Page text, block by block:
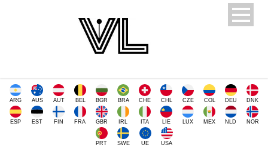
ARG AUS AUT BEL BGR BRA CHE CHL CZE COL DEU DNK
ESP EST FIN FRA GBR IRL ITA LIE LUX MEX NLD NOR
PRT SWE UE USA